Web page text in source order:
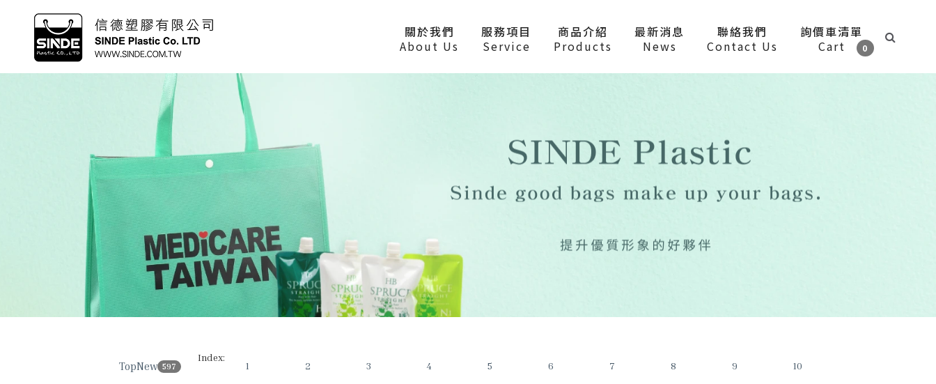
關於我們
About Us
服務項目
Service
商品介紹
Products
最新消息
News
聯絡我們
Contact Us
詢價車清單
Cart 0
TopNews597
Index:
1 2 3 4 5 6 7 8 9 10